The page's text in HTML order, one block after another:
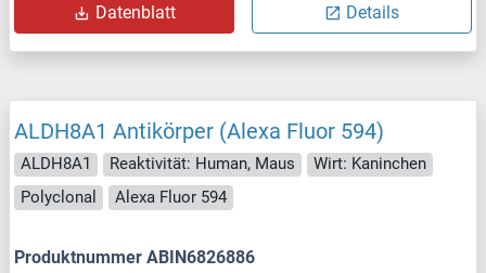
Datenblatt Details
ALDH8A1 Antikörper (Alexa Fluor 594)
ALDH8A1 Reaktivität: Human, Maus
Wirt: Kaninchen
Polyclonal
Alexa Fluor 594
Produktnummer ABIN6826886